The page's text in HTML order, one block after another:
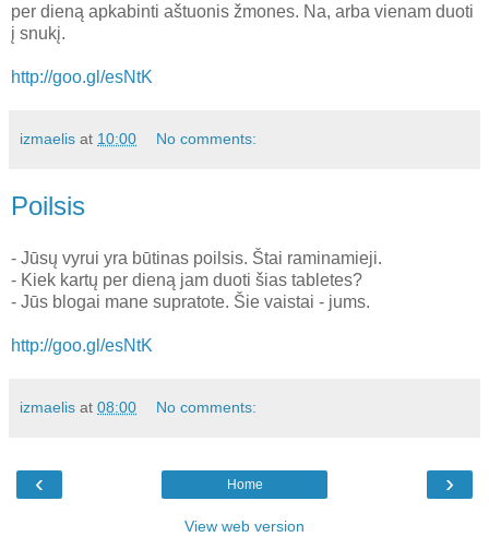
per dieną apkabinti aštuonis žmones. Na, arba vienam duoti
į snukį.
http://goo.gl/esNtK
izmaelis at 10:00 No comments:
Poilsis
- Jūsų vyrui yra būtinas poilsis. Štai raminamieji.
- Kiek kartų per dieną jam duoti šias tabletes?
- Jūs blogai mane supratote. Šie vaistai - jums.
http://goo.gl/esNtK
izmaelis at 08:00 No comments:
‹ ›
Home
View web version